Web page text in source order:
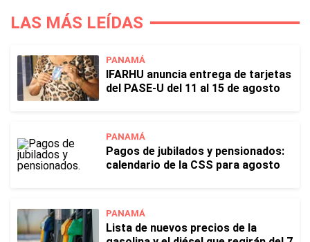
LAS MÁS LEÍDAS
PANAMÁ
IFARHU anuncia entrega de tarjetas
del PASE-U del 11 al 15 de agosto
PANAMÁ
Pagos de jubilados y pensionados:
calendario de la CSS para agosto
PANAMÁ
Lista de nuevos precios de la